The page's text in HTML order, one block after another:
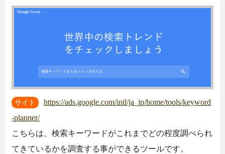
サイト
https://ads.google.com/intl/ja_jp/home/tools/keyword
-planner/
こちらは、検索キーワードがこれまでどの程度調べられ
てきているかを調査する事ができるツールです。